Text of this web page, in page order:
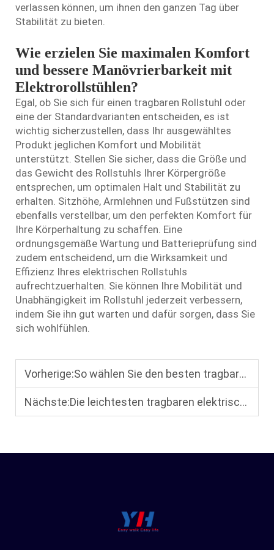
verlassen können, um ihnen den ganzen Tag über
Stabilität zu bieten.
Wie erzielen Sie maximalen Komfort
und bessere Manövrierbarkeit mit
Elektrorollstühlen?
Egal, ob Sie sich für einen tragbaren Rollstuhl oder
eine der Standardvarianten entscheiden, es ist
wichtig sicherzustellen, dass Ihr ausgewähltes
Produkt jeglichen Komfort und Mobilität
unterstützt. Stellen Sie sicher, dass die Größe und
das Gewicht des Rollstuhls Ihrer Körpergröße
entsprechen, um optimalen Halt und Stabilität zu
erhalten. Sitzhöhe, Armlehnen und Fußstützen sind
ebenfalls verstellbar, um den perfekten Komfort für
Ihre Körperhaltung zu schaffen. Eine
ordnungsgemäße Wartung und Batterieprüfung sind
zudem entscheidend, um die Wirksamkeit und
Effizienz Ihres elektrischen Rollstuhls
aufrechtzuerhalten. Sie können Ihre Mobilität und
Unabhängigkeit im Rollstuhl jederzeit verbessern,
indem Sie ihn gut warten und dafür sorgen, dass Sie
sich wohlfühlen.
Vorherige:So wählen Sie den besten tragbaren Elektrorollstuhl: Faltbarkeit, Gewicht und Akkulaufzeit, um Ihre Reisebedürfnisse zu erfüllen?
Nächste:Die leichtesten tragbaren elektrischen Rollstühle des Jahres 2025: 4 Rollstühle unter 50 Pfund mit unterschiedlichen Standards und Funktionen